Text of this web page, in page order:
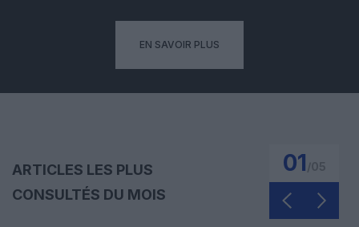
EN SAVOIR PLUS
ARTICLES LES PLUS
CONSULTÉS DU MOIS
01